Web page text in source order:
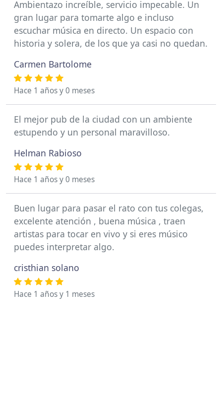
Ambientazo increíble, servicio impecable. Un
gran lugar para tomarte algo e incluso
escuchar música en directo. Un espacio con
historia y solera, de los que ya casi no quedan.
Carmen Bartolome
Hace 1 años y 0 meses
El mejor pub de la ciudad con un ambiente
estupendo y un personal maravilloso.
Helman Rabioso
Hace 1 años y 0 meses
Buen lugar para pasar el rato con tus colegas,
excelente atención , buena música , traen
artistas para tocar en vivo y si eres músico
puedes interpretar algo.
cristhian solano
Hace 1 años y 1 meses